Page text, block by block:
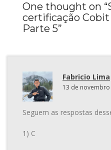
One thought on “
certificação Cobit
Parte 5”
Fabricio Lima
13 de novembro
Seguem as respostas
1) C